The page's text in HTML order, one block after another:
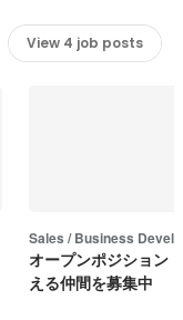
View 4 job posts
Sales / Business
オープンポジション
える仲間を募集中